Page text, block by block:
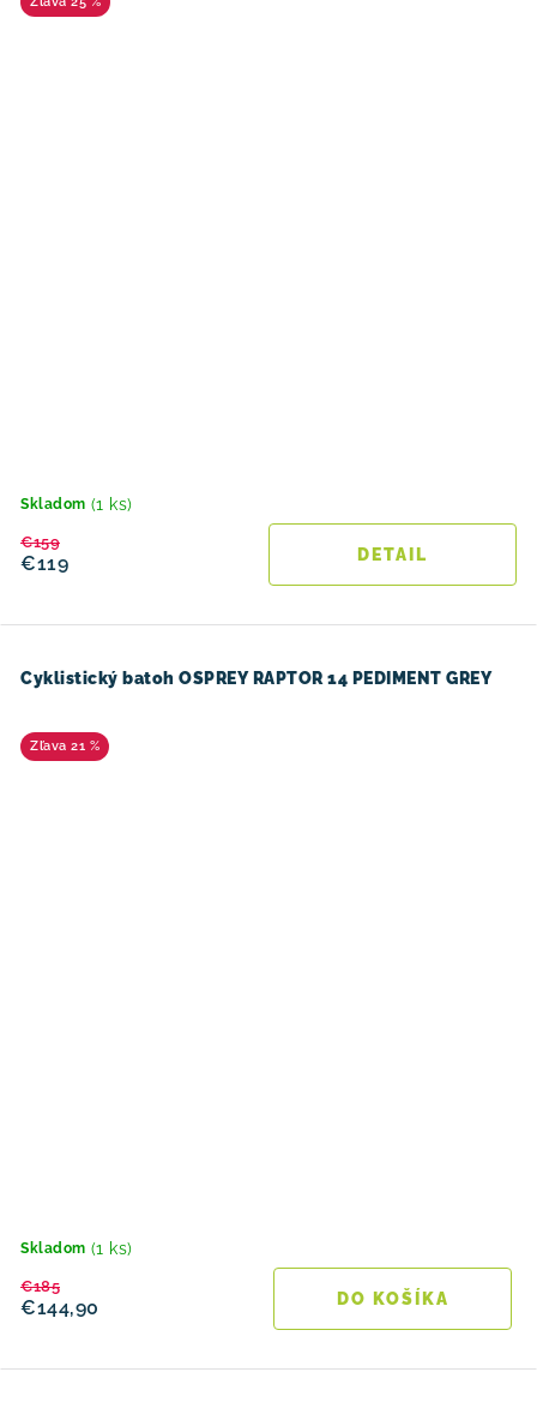
Skladom (1 ks)
€119
€159
DETAIL
Cyklistický batoh OSPREY RAPTOR 14 PEDIMENT GREY
21 %
Skladom (1 ks)
€144,90
€185
DO KOŠÍKA